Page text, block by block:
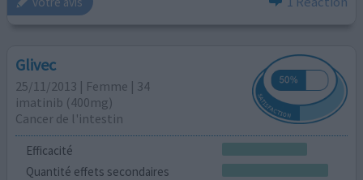
Glivec
25/11/2013 | Femme | 34
imatinib (400mg)
Cancer de l'intestin
Efficacité
Quantité effets secondaires